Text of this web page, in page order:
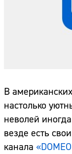
В
настолько
неволей
везде есть
канала